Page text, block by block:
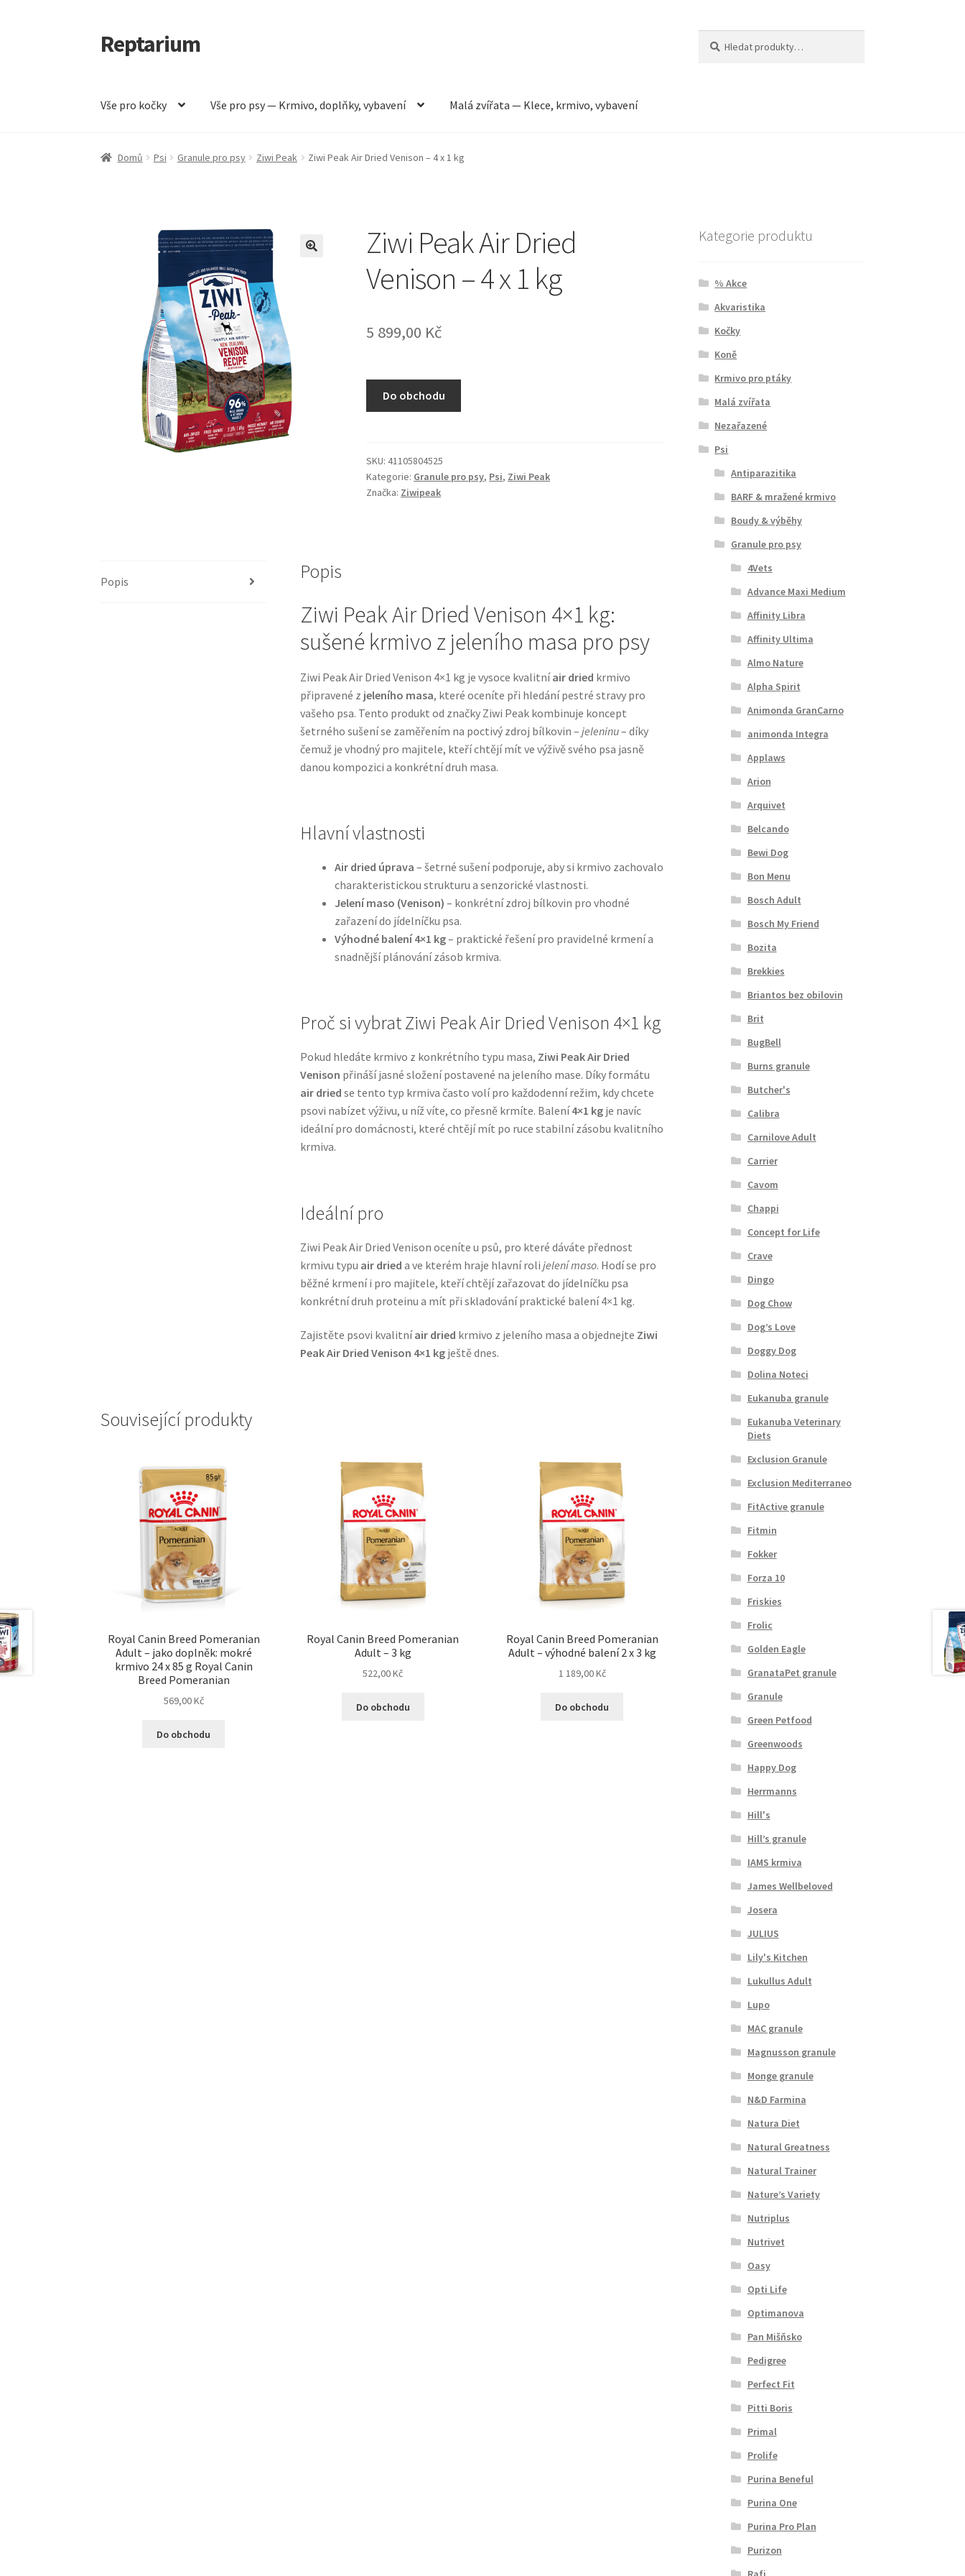
Přeskočit
na
Přejít
k
Reptarium
Vše pro kočky Vše pro psy — Krmivo, doplňky, vybavení Malá zvířata — Klece, krmivo, vybavení
Úvodní stránka Košík Malá zvířata — Klece, krmivo, vybavení Můj účet Obchod
Domů Psi Granule pro psy Ziwi Peak Ziwi Peak Air Dried Venison – 4 x 1 kg
Ziwi Peak Air Dried
Venison – 4 x 1 kg
5 899,00 Kč
Do obchodu
SKU:41105804525
Kategorie: Granule pro psy, Psi, Ziwi Peak
Značka: Ziwipeak
Popis Popis
Ziwi Peak Air Dried Venison 4×1 kg:
sušené krmivo z jeleního masa pro psy
Ziwi Peak Air Dried Venison 4×1 kg je vysoce kvalitníair dried krmivo
připravené z jeleního masa, které oceníte při hledání pestré stravy pro
vašeho psa. Tento produkt od značky Ziwi Peak kombinuje koncept
šetrného sušení se zaměřením na poctivý zdroj bílkovin – jeleninu– díky
čemuž je vhodný pro majitele, kteří chtějí mít ve výživě svého psa jasně
danou kompozici a konkrétní druh masa.
Hlavní vlastnosti
Air dried úprava – šetrné sušení podporuje, aby si krmivo zachovalo
charakteristickou strukturu a senzorické vlastnosti.
Jelení maso (Venison) – konkrétní zdroj bílkovin pro vhodné
zařazení do jídelníčku psa.
Výhodné balení 4×1 kg– praktické řešení pro pravidelné krmení a
snadnější plánování zásob krmiva.
Proč si vybrat Ziwi Peak Air Dried Venison 4×1 kg
Pokud hledáte krmivo z konkrétního typu masa, Ziwi Peak Air Dried
Venison přináší jasné složení postavené na jeleního mase. Díky formátu
air dried se tento typ krmiva často volí pro každodenní režim, kdy chcete
psovi nabízet výživu, u níž víte, co přesně krmíte. Balení4×1 kgje navíc
ideální pro domácnosti, které chtějí mít po ruce stabilní zásobu kvalitního
krmiva.
Ideální pro
Ziwi Peak Air Dried Venison oceníte u psů, pro které dáváte přednost
krmivu typu air dried a ve kterém hraje hlavní roli jelení maso. Hodí se pro
běžné krmení i pro majitele, kteří chtějí zařazovat do jídelníčku psa
konkrétní druh proteinu a mít při skladování praktické balení 4×1 kg.
Zajistěte psovi kvalitníair dried krmivo z jeleního masa a objednejte Ziwi
Peak Air Dried Venison 4×1 kgještě dnes.
Související produkty
Royal Canin Breed Pomeranian
Adult – jako doplněk: mokré
krmivo 24 x 85 g Royal Canin
Breed Pomeranian
569,00Kč
Do obchodu
Royal Canin Breed Pomeranian
Adult – 3 kg
522,00Kč
Do obchodu
Royal Canin Breed Pomeranian
Adult – výhodné balení 2 x 3 kg
1 189,00Kč
Do obchodu
Kategorie produktu
% Akce
Akvaristika
Kočky
Koně
Krmivo pro ptáky
Malá zvířata
Nezařazené
Psi
Antiparazitika
BARF & mražené krmivo
Boudy & výběhy
Granule pro psy
4Vets
Advance Maxi Medium
Affinity Libra
Affinity Ultima
Almo Nature
Alpha Spirit
Animonda GranCarno
animonda Integra
Applaws
Arion
Arquivet
Belcando
Bewi Dog
Bon Menu
Bosch Adult
Bosch My Friend
Bozita
Brekkies
Briantos bez obilovin
Brit
BugBell
Burns granule
Butcher's
Calibra
Carnilove Adult
Carrier
Cavom
Chappi
Concept for Life
Crave
Dingo
Dog Chow
Dog’s Love
Doggy Dog
Dolina Noteci
Eukanuba granule
Eukanuba Veterinary
Diets
Exclusion Granule
Exclusion Mediterraneo
FitActive granule
Fitmin
Fokker
Forza 10
Friskies
Frolic
Golden Eagle
GranataPet granule
Granule
Green Petfood
Greenwoods
Happy Dog
Herrmanns
Hill's
Hill’s granule
IAMS krmiva
James Wellbeloved
Josera
JULIUS
Lily's Kitchen
Lukullus Adult
Lupo
MAC granule
Magnusson granule
Monge granule
N&D Farmina
Natura Diet
Natural Greatness
Natural Trainer
Nature’s Variety
Nutriplus
Nutrivet
Oasy
Opti Life
Optimanova
Pan Mišňsko
Pedigree
Perfect Fit
Pitti Boris
Primal
Prolife
Purina Beneful
Purina One
Purina Pro Plan
Purizon